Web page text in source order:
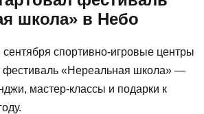
школа» в Небо
сентября спортивно-игровые центры
фестиваль «Нереальная школа» —
мастер-классы и подарки к